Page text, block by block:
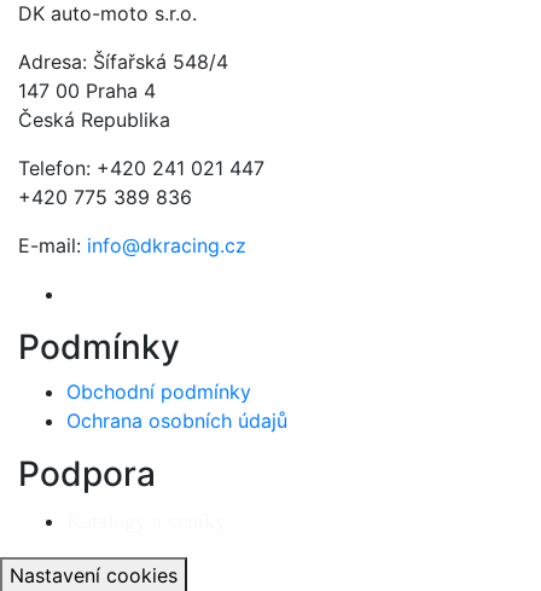
DK auto-moto s.r.o.
Adresa: Šífařská 548/4
147 00 Praha 4
Česká Republika
Telefon: +420 241 021 447
+420 775 389 836
E-mail: info@dkracing.cz
Podmínky
Obchodní podmínky
Ochrana osobních údajů
Podpora
Nastavení cookies